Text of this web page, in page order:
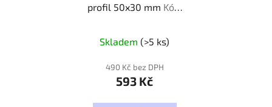
profil 50x30 mm Kód:
Skladem (>5 ks)
490 Kč bez DPH
593 Kč